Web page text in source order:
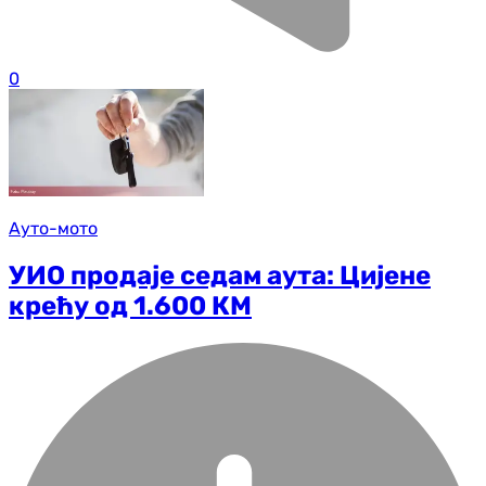
0
Ауто-мото
УИО продаје седам аута: Цијене
крећу од 1.600 КМ